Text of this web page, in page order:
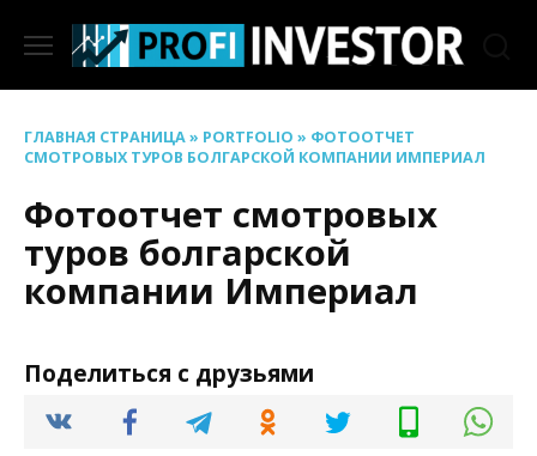
содержанию
ГЛАВНАЯ СТРАНИЦА» PORTFOLIO » ФОТООТЧЕТ
СМОТРОВЫХ ТУРОВ БОЛГАРСКОЙ КОМПАНИИ ИМПЕРИАЛ
Фотоотчет смотровых
туров болгарской
компании Империал
Поделиться с друзьями